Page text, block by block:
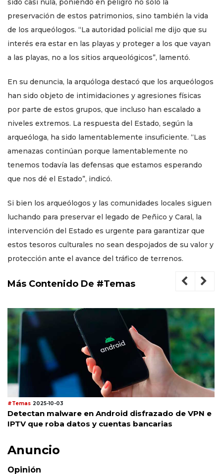
sido casi nula, poniendo en peligro no solo la
preservación de estos patrimonios, sino también la vida
de los arqueólogos. “La autoridad policial me dijo que su
interés era estar en las playas y proteger a los que vayan
a las playas, no a los sitios arqueológicos”, lamentó.
En su denuncia, la arquóloga destacó que los arqueólogos
han sido objeto de intimidaciones y agresiones físicas
por parte de estos grupos, que incluso han escalado a
niveles extremos. La respuesta del Estado, según la
arqueóloga, ha sido lamentablemente insuficiente. “Las
amenazas continúan porque lamentablemente no
tenemos todavía las defensas que estamos esperando
que nos dé el Estado”, indicó.
Si bien los arqueólogos y las comunidades locales siguen
luchando para preservar el legado de Peñico y Caral, la
intervención del Estado es urgente para garantizar que
estos tesoros culturales no sean despojados de su valor y
protección ante el avance del tráfico de terrenos.
Más Contenido De #Temas
#Temas 2025-10-03
Detectan malware en Android disfrazado de VPN e
IPTV que roba datos y cuentas bancarias
Anuncio
Opinión